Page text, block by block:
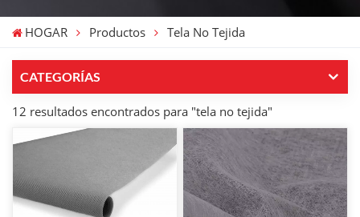
HOGAR Productos Tela No Tejida
CATEGORÍAS
12 resultados encontrados para "tela no tejida"